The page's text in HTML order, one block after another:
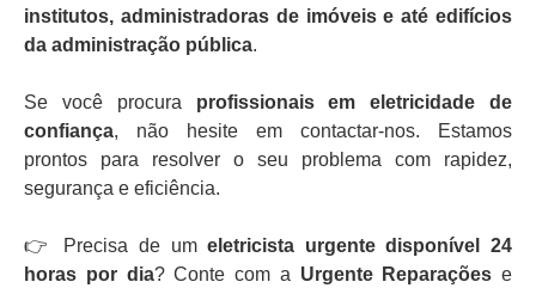
institutos, administradoras de imóveis e até edifícios
da administração pública.
Se você procura profissionais em eletricidade de
confiança, não hesite em contactar-nos. Estamos
prontos para resolver o seu problema com rapidez,
segurança e eficiência.
👉 Precisa de umeletricista urgente disponível 24
horas por dia? Conte com a Urgente Reparações e